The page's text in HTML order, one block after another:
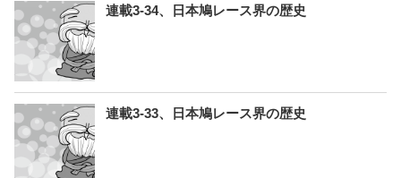
連載3-34、日本鳩レース界の歴史
連載3-33、日本鳩レース界の歴史